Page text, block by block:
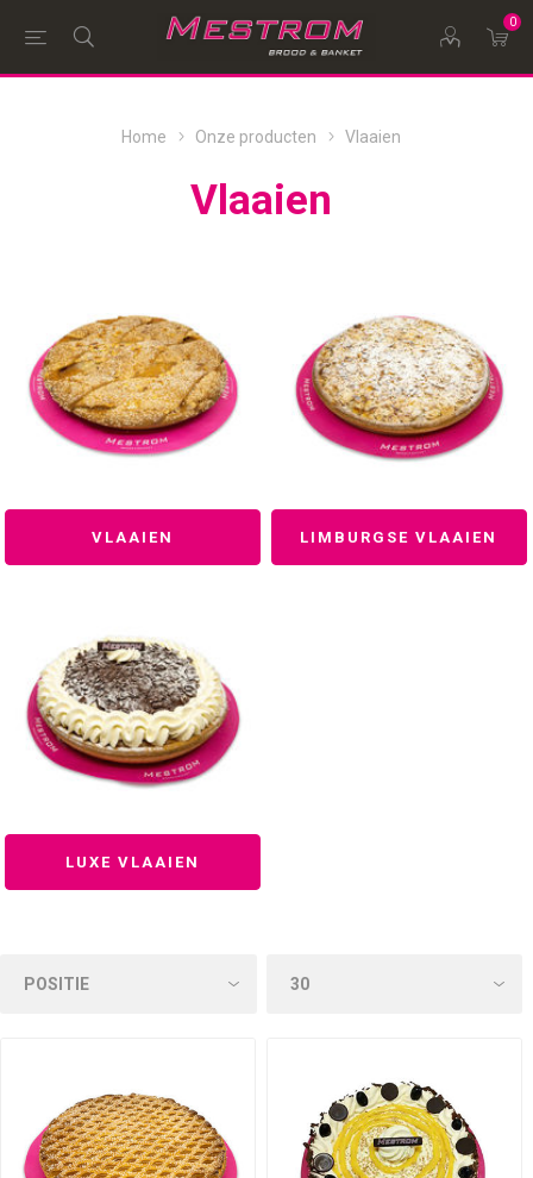
0
Home Onze producten Vlaaien
Vlaaien
VLAAIEN LIMBURGSE VLAAIEN
LUXE VLAAIEN